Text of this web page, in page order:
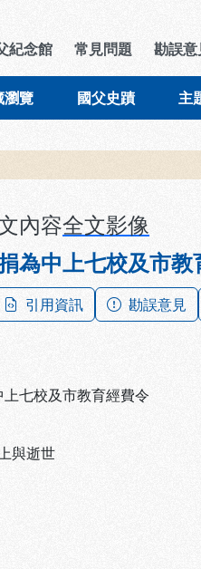
導
紀念館 常見問題 勘誤意
瀏覽 國父史蹟 主
內容全文影像
為中上七校及市教
引用資訊 勘誤意見
七校及市教育經費令
與逝世